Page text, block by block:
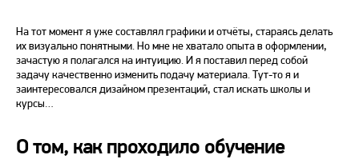
На тот момент я уже составлял графики и отчёты, стараясь делать
их визуально понятными. Но мне не хватало опыта в оформлении,
зачастую я полагался на интуицию. И я поставил перед собой
задачу качественно изменить подачу материала. Тут-то я и
заинтересовался дизайном презентаций, стал искать школы и
курсы…
О том, как проходило обучение